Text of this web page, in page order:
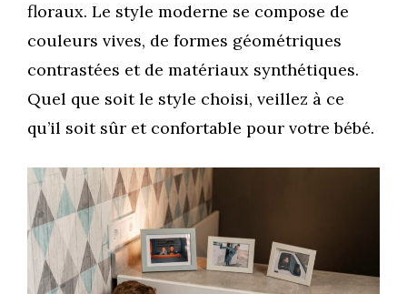
floraux. Le style moderne se compose de
couleurs vives, de formes géométriques
contrastées et de matériaux synthétiques.
Quel que soit le style choisi, veillez à ce
qu’il soit sûr et confortable pour votre bébé.